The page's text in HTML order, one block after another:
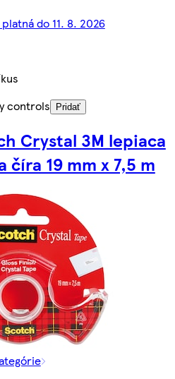
do 11. 8. 2026
controls
Pridať
Crystal 3M lepiaca
číra 19 mm x 7,5 m